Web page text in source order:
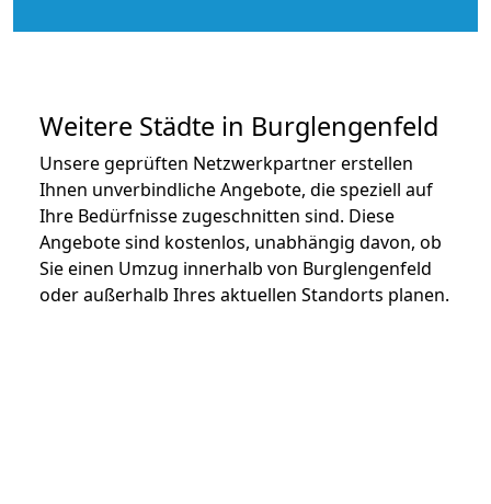
Weitere Städte in Burglengenfeld
Unsere geprüften Netzwerkpartner erstellen
Ihnen unverbindliche Angebote, die speziell auf
Ihre Bedürfnisse zugeschnitten sind. Diese
Angebote sind kostenlos, unabhängig davon, ob
Sie einen Umzug innerhalb von Burglengenfeld
oder außerhalb Ihres aktuellen Standorts planen.